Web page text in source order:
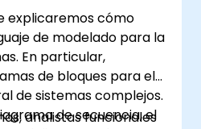
explicaremos cómo
de modelado para la
En particular,
de bloques para el
de sistemas complejos.
de secuencia, el
analistas funcionales